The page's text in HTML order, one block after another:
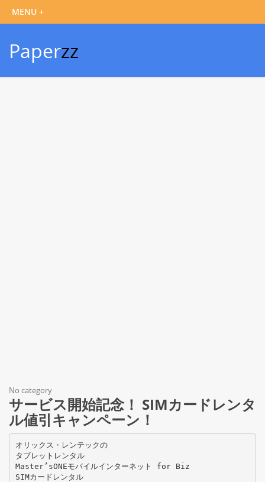
Paperzz
No category
サービス開始記念！ SIMカードレンタ
ル値引キャンペーン！
オリックス・レンテックの
タブレットレンタル
Master’sONEモバイルインターネット for Biz
SIMカードレンタル